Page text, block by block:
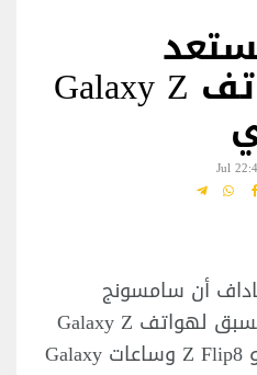
لاطلاق هواتف Galaxy Z
أن سامسونج
ستطلق حملة الحجز المسبق لهواتف Galaxy Z
Fold8 و Z Fold8 Ultra و Z Flip8 وساعات Galaxy